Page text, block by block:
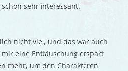
sehr interessant.
nicht viel, und das war auch
eine Enttäuschung erspart
mehr, um den Charakteren